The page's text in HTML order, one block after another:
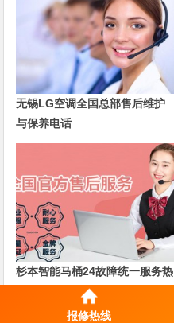
无锡LG空调全国总部售后维护
与保养电话
杉本智能马桶24故障统一服务热
报修热线